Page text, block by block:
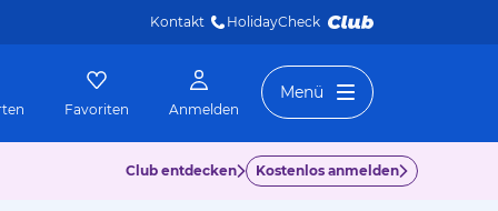
Kontakt HolidayCheck
Favoriten Anmelden
Menü
Club entdecken Kostenlos anmelden